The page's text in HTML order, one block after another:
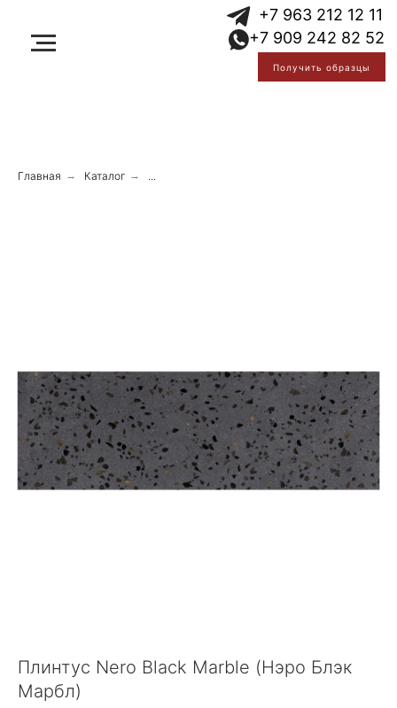
+7 963 212 12 11
+7 909 242 82 52
Получить образцы
Error get alias
Главная → Каталог → ...
Плинтус Nero Black Marble (Нэро Блэк
Марбл)